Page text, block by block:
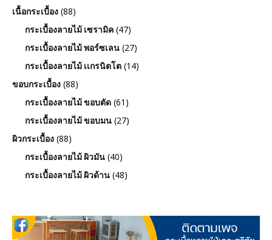
เนื้อกระเบื้อง (88)
กระเบื้องลายไม้ เซรามิค (47)
กระเบื้องลายไม้ พอร์ซเลน (27)
กระเบื้องลายไม้ เเกรนิตโต (14)
ขอบกระเบื้อง (88)
กระเบื้องลายไม้ ขอบตัด (61)
กระเบื้องลายไม้ ขอบมน (27)
ผิวกระเบื้อง (88)
กระเบื้องลายไม้ ผิวมัน (40)
กระเบื้องลายไม้ ผิวด้าน (48)